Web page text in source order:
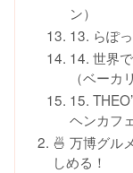
ン）
13. らぽ
14. 世界
（ベーカ
15.
ヘンカフ
🍜 万博グル
しめる！